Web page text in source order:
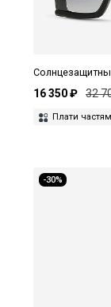
16 350 ₽ 32
Плати
-30%